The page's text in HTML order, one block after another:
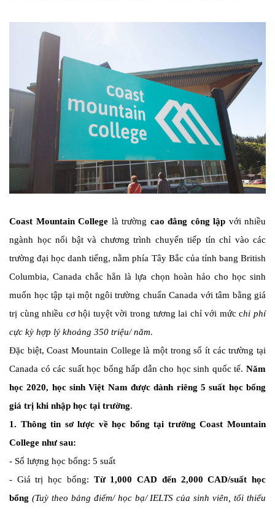
Coast Mountain College là trường cao đẳng công lập với nhiều
ngành học nổi bật và chương trình chuyển tiếp tín chỉ vào các
trường đại học danh tiếng, nằm phía Tây Bắc của tỉnh bang British
Columbia, Canada chắc hẳn là lựa chọn hoàn hảo cho học sinh
muốn học tập tại một ngôi trường chuẩn Canada với tâm bằng giá
trị cùng nhiều cơ hội tuyệt vời trong tương lai chỉ với mức chi phí
cực kỳ hợp lý khoảng 350 triệu/ năm.
Đặc biệt, Coast Mountain College là một trong số ít các trường tại
Canada có các suất học bổng hấp dẫn cho học sinh quốc tế. Năm
học 2020, học sinh Việt Nam được dành riêng 5 suất học bổng
giá trị khi nhập học tại trường.
1. Thông tin sơ lược về học bổng tại trường Coast Mountain
College như sau:
- Số lượng học bổng: 5 suất
- Giá trị học bổng: Từ 1,000 CAD đến 2,000 CAD/suất học
bổng (Tuỳ theo bảng điểm/ học bạ/ IELTS của sinh viên, tối thiểu